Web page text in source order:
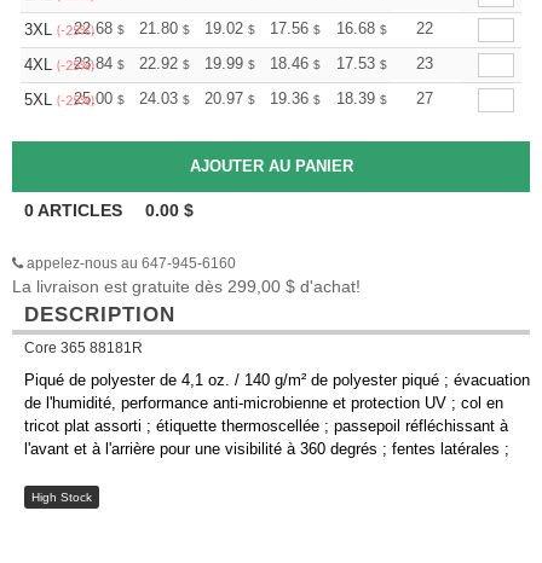
3XL (-25%)22.68 $ 21.80 $ 19.02 $ 17.56 $ 16.68 $ 16.39
22
4XL (-25%)23.84 $ 22.92 $ 19.99 $ 18.46 $ 17.53 $ 17.23
23
5XL (-25%)25.00 $ 24.03 $ 20.97 $ 19.36 $ 18.39 $ 18.07
27
0ARTICLES 0.00 $
appelez-nous au 647-945-6160
La livraison est gratuite dès 299,00 $ d'achat!
DESCRIPTION
Core 365 88181R
Piqué de polyester de 4,1 oz. / 140 g/m² de polyester piqué ; évacuation
de l'humidité, performance anti-microbienne et protection UV ; col en
tricot plat assorti ; étiquette thermoscellée ; passepoil réfléchissant à
l'avant et à l'arrière pour une visibilité à 360 degrés ; fentes latérales ;
High Stock